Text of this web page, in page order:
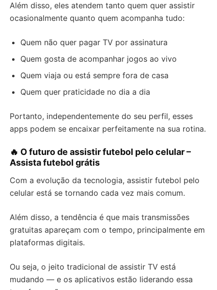
Além disso, eles atendem tanto quem quer assistir
ocasionalmente quanto quem acompanha tudo:
Quem não quer pagar TV por assinatura
Quem gosta de acompanhar jogos ao vivo
Quem viaja ou está sempre fora de casa
Quem quer praticidade no dia a dia
Portanto, independentemente do seu perfil, esses
apps podem se encaixar perfeitamente na sua rotina.
🔥 O futuro de assistir futebol pelo celular –
Assista futebol grátis
Com a evolução da tecnologia, assistir futebol pelo
celular está se tornando cada vez mais comum.
Além disso, a tendência é que mais transmissões
gratuitas apareçam com o tempo, principalmente em
plataformas digitais.
Ou seja, o jeito tradicional de assistir TV está
mudando — e os aplicativos estão liderando essa